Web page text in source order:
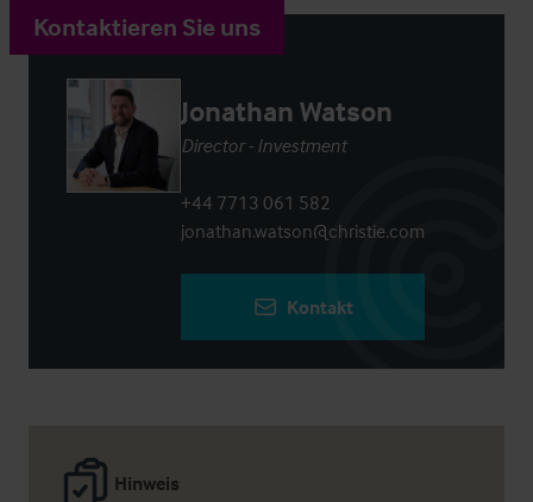
Hinweis
Kontaktieren Sie uns
Jonathan Watson
Director - Investment
+44 7713 061 582
jonathan.watson@christie.com
Kontakt